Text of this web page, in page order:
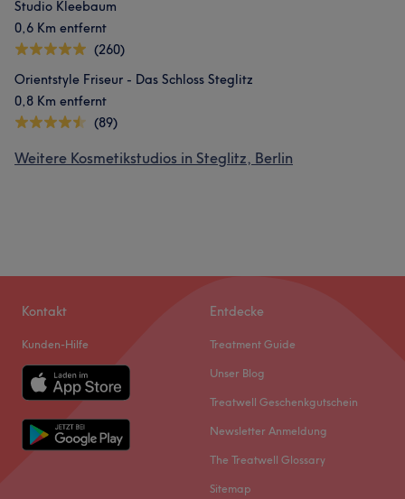
Studio Kleebaum
0,6 Km entfernt
(260)
Orientstyle Friseur - Das Schloss Steglitz
0,8 Km entfernt
(89)
Weitere Kosmetikstudios in Steglitz, Berlin
Kontakt
Kunden-Hilfe
Entdecke
Treatment Guide
Unser Blog
Treatwell Geschenkgutschein
Newsletter Anmeldung
The Treatwell Glossary
Sitemap